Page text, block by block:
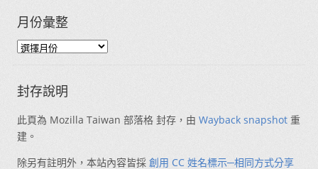
月份彙整
封存說明
此頁為 Mozilla Taiwan 部落格 封存，由 Wayback snapshot 重
建。
除另有註明外，本站內容皆採 創用 CC 姓名標示─相同方式分享